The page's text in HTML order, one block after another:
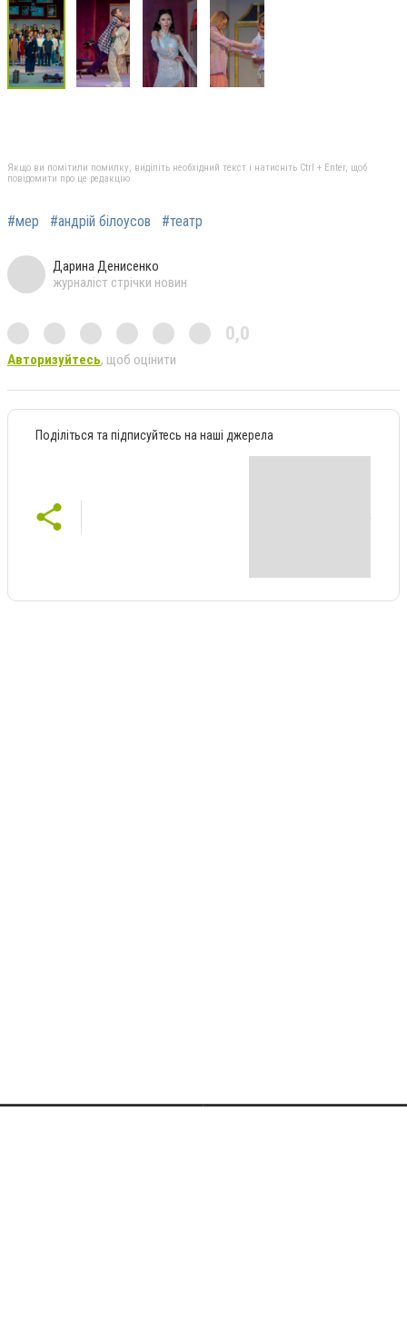
Якщо ви помітили помилку, виділіть необхідний текст і натисніть Ctrl + Enter, щоб
повідомити про це редакцію
#мер #андрій білоусов #театр
Дарина Денисенко
журналіст стрічки новин
0,0
Авторизуйтесь, щоб оцінити
Поділіться та підписуйтесь на наші джерела